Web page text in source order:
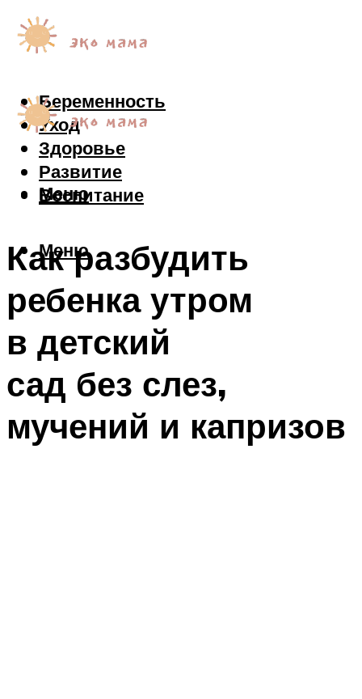
Беременность
Уход
Здоровье
Развитие
Воспитание
Меню
Меню
Как разбудить
ребенка утром
в детский
сад без слез,
мучений и капризов